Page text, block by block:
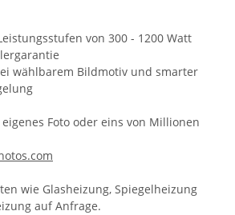
von 300 - 1200 Watt
wählbarem Bildmotiv und smarter
Foto oder eins von Millionen
wie Glasheizung, Spiegelheizung
auf Anfrage.